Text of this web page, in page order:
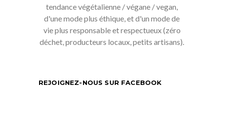
tendance végétalienne / végane / vegan,
d'une mode plus éthique, et d'un mode de
vie plus responsable et respectueux (zéro
déchet, producteurs locaux, petits artisans).
REJOIGNEZ-NOUS SUR FACEBOOK